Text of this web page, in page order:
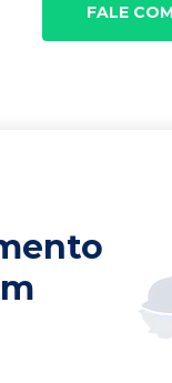
FALE